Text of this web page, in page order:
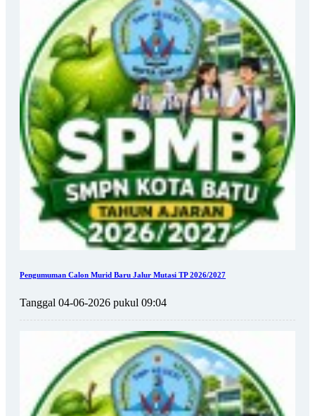
Pengumuman Calon Murid Baru Jalur Mutasi TP 2026/2027
Tanggal 04-06-2026 pukul 09:04